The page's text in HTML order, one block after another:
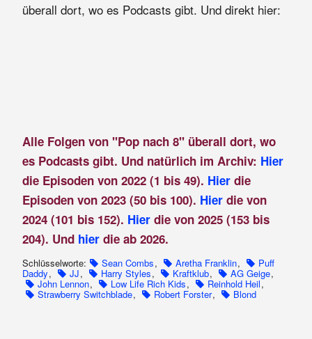
überall dort, wo es Podcasts gibt. Und direkt hier:
Alle Folgen von "Pop nach 8" überall dort, wo
es Podcasts gibt. Und natürlich im Archiv: Hier
die Episoden von 2022 (1 bis 49). Hierdie
Episoden von 2023 (50 bis 100). Hier die von
2024 (101 bis 152). Hier die von 2025 (153 bis
204). Und hier die ab 2026.
Schlüsselworte: Sean Combs, Aretha Franklin, Puff
Daddy, JJ, Harry Styles, Kraftklub, AG Geige,
John Lennon, Low Life Rich Kids, Reinhold Heil,
Strawberry Switchblade, Robert Forster, Blond